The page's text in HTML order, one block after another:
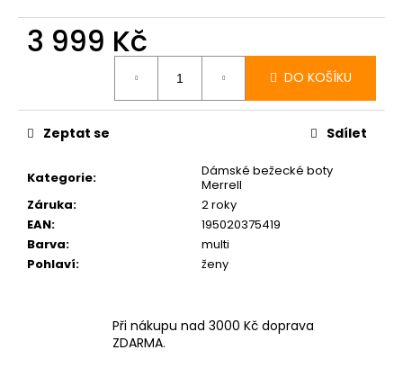
3 999 Kč
DO KOŠÍKU
Kategorie:
Dámské bežecké boty
Merrell
Záruka:
2 roky
EAN:
195020375419
Barva:
multi
Pohlaví: ženy
Zeptat se Sdílet
Při nákupu nad 3000 Kč doprava
ZDARMA.